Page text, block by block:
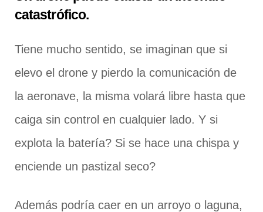
catastrófico.
Tiene mucho sentido, se imaginan que si
elevo el drone y pierdo la comunicación de
la aeronave, la misma volará libre hasta que
caiga sin control en cualquier lado. Y si
explota la batería? Si se hace una chispa y
enciende un pastizal seco?
Además podría caer en un arroyo o laguna,